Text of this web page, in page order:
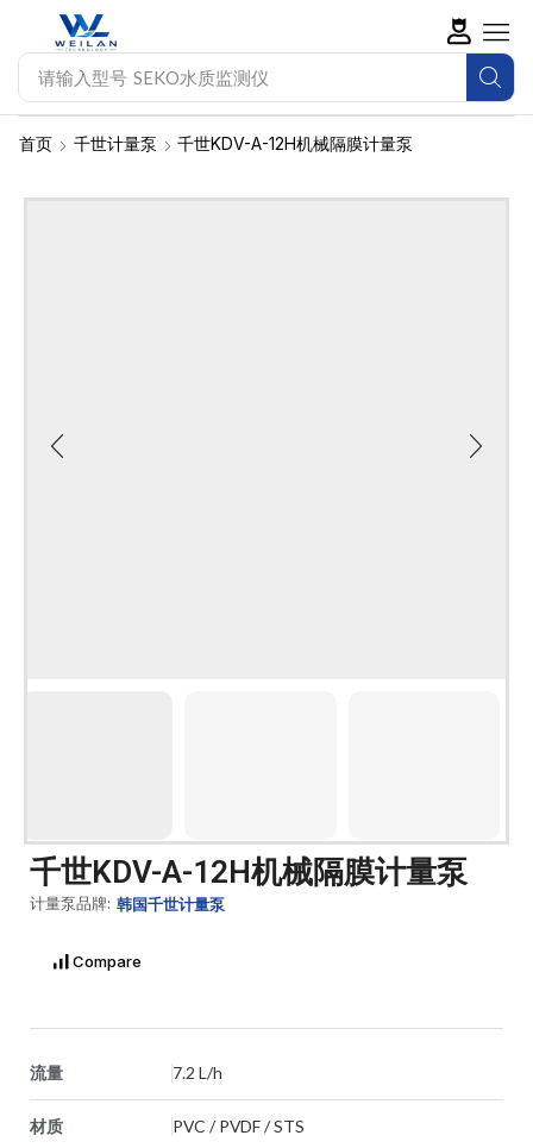
请输入型号 帕斯菲达计量泵
首页 千世计量泵 千世KDV-A-12H机械隔膜计量泵
千世KDV-A-12H机械隔膜计量泵
计量泵品牌: 韩国千世计量泵
Compare
流量 7.2 L/h
材质 PVC / PVDF / STS